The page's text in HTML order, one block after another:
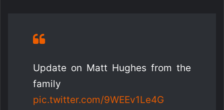
Update on Matt Hughes from the
family
pic.twitter.com/9WEEv1Le4G